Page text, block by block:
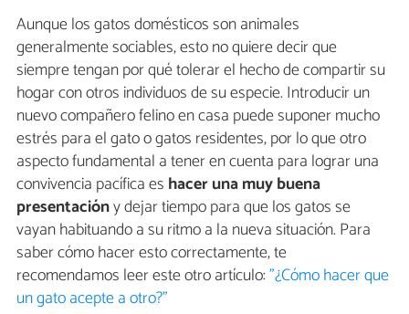
Aunque los gatos domésticos son animales
generalmente sociables, esto no quiere decir que
siempre tengan por qué tolerar el hecho de compartir su
hogar con otros individuos de su especie. Introducir un
nuevo compañero felino en casa puede suponer mucho
estrés para el gato o gatos residentes, por lo que otro
aspecto fundamental a tener en cuenta para lograr una
convivencia pacífica es hacer una muy buena
presentacióny dejar tiempo para que los gatos se
vayan habituando a su ritmo a la nueva situación. Para
saber cómo hacer esto correctamente, te
recomendamos leer este otro artículo:"¿Cómo hacer que
un gato acepte a otro?"